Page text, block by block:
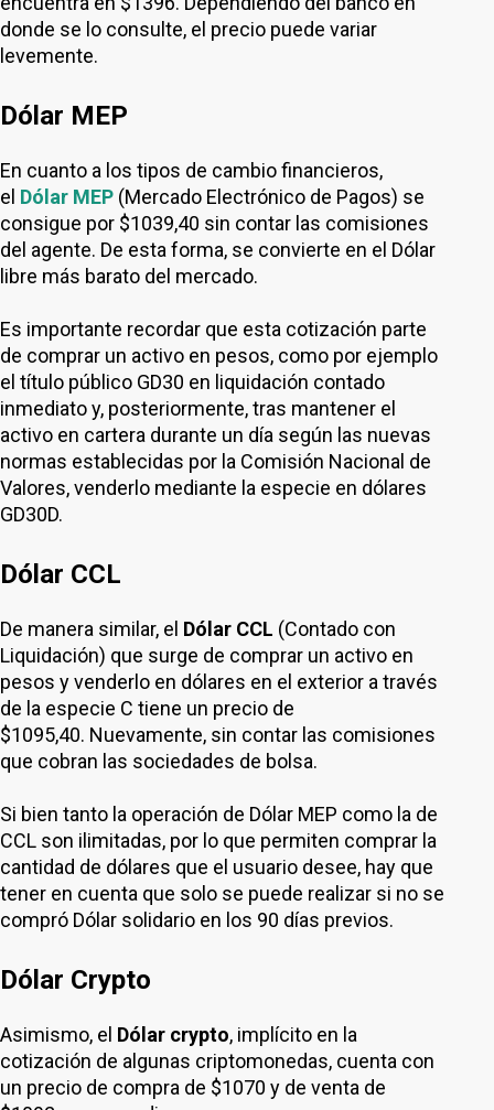
donde se lo consulte, el precio puede variar
levemente.
Dólar MEP
En cuanto a los tipos de cambio financieros,
el Dólar MEP (Mercado Electrónico de Pagos) se
consigue por $1039,40 sin contar las comisiones
del agente. De esta forma, se convierte en el Dólar
libre más barato del mercado.
Es importante recordar que esta cotización parte
de comprar un activo en pesos, como por ejemplo
el título público GD30 en liquidación contado
inmediato y, posteriormente, tras mantener el
activo en cartera durante un día según las nuevas
normas establecidas por la Comisión Nacional de
Valores, venderlo mediante la especie en dólares
GD30D.
Dólar CCL
De manera similar, el Dólar CCL (Contado con
Liquidación) que surge de comprar un activo en
pesos y venderlo en dólares en el exterior a través
de la especie C tiene un precio de
$1095,40. Nuevamente, sin contar las comisiones
que cobran las sociedades de bolsa.
Si bien tanto la operación de Dólar MEP como la de
CCL son ilimitadas, por lo que permiten comprar la
cantidad de dólares que el usuario desee, hay que
tener en cuenta que solo se puede realizar si no se
compró Dólar solidario en los 90 días previos.
Dólar Crypto
Asimismo, el Dólar crypto, implícito en la
cotización de algunas criptomonedas, cuenta con
un precio de compra de $1070 y de venta de